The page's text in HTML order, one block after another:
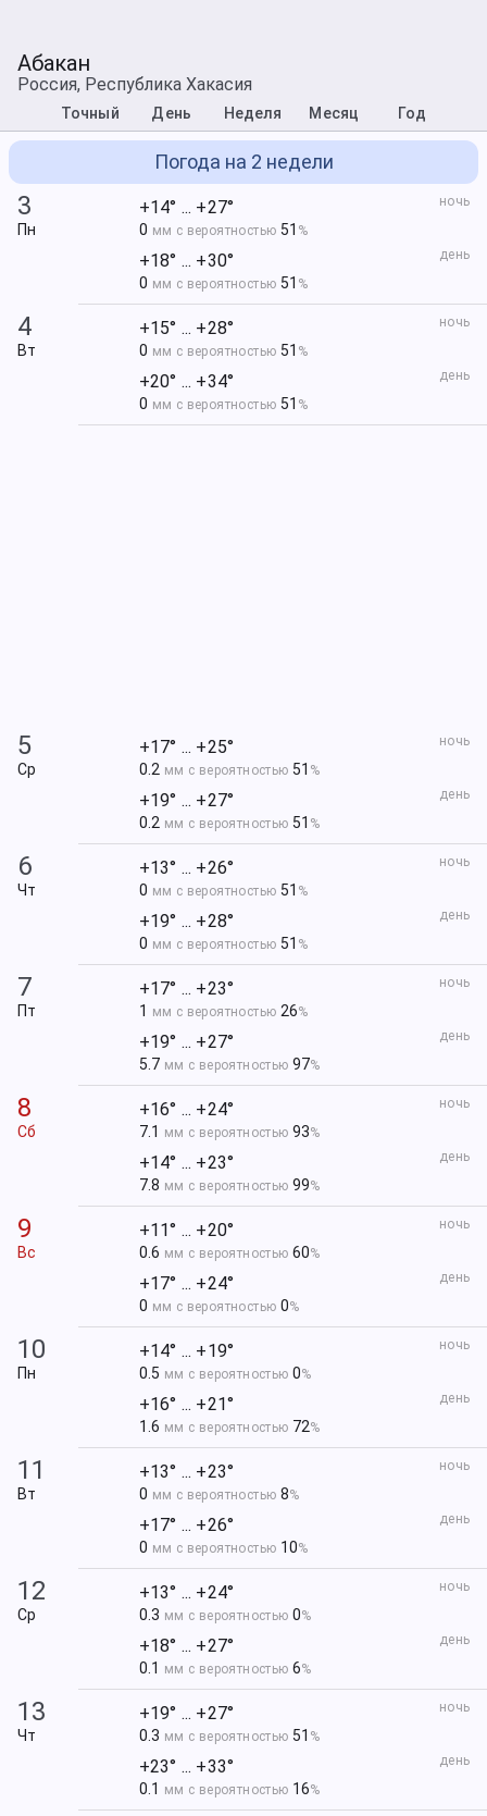
Абакан
Россия, Республика Хакасия
Точный День Неделя Месяц Год
Погода на 2 недели
3
Пн
ночь
+14° ... +27°
0 мм с вероятностью 51 %
день
+18° ... +30°
0 мм с вероятностью 51 %
4
Вт
ночь
+15° ... +28°
0 мм с вероятностью 51 %
день
+20° ... +34°
0 мм с вероятностью 51 %
5
Ср
ночь
+17° ... +25°
0.2 мм с вероятностью 51 %
день
+19° ... +27°
0.2 мм с вероятностью 51 %
6
Чт
ночь
+13° ... +26°
0 мм с вероятностью 51 %
день
+19° ... +28°
0 мм с вероятностью 51 %
7
Пт
ночь
+17° ... +23°
1 мм с вероятностью 26%
день
+19° ... +27°
5.7 мм с вероятностью97%
8
Сб
ночь
+16° ... +24°
7.1 мм с вероятностью93%
день
+14° ... +23°
7.8 мм с вероятностью99%
9
Вс
ночь
+11° ... +20°
0.6 мм с вероятностью60%
день
+17° ... +24°
0 мм с вероятностью 0%
10
Пн
ночь
+14° ... +19°
0.5 мм с вероятностью0%
день
+16° ... +21°
1.6 мм с вероятностью 72%
11
Вт
ночь
+13° ... +23°
0 мм с вероятностью 8%
день
+17° ... +26°
0 мм с вероятностью 10%
12
Ср
ночь
+13° ... +24°
0.3 мм с вероятностью0%
день
+18° ... +27°
0.1 мм с вероятностью6%
13
Чт
ночь
+19° ... +27°
0.3 мм с вероятностью 51 %
день
+23° ... +33°
0.1 мм с вероятностью 16%